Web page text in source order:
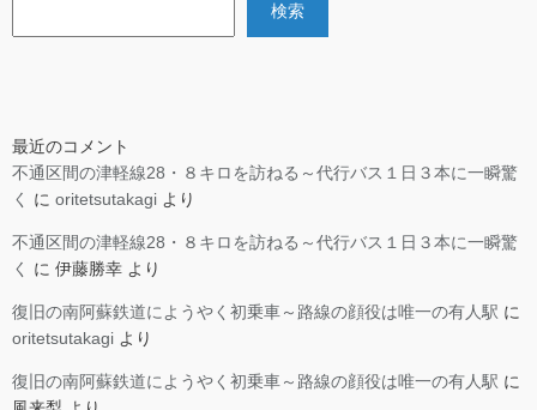
検索
最近のコメント
不通区間の津軽線28・８キロを訪ねる～代行バス１日３本に一瞬驚
く
に oritetsutakagi より
不通区間の津軽線28・８キロを訪ねる～代行バス１日３本に一瞬驚
く
に 伊藤勝幸 より
復旧の南阿蘇鉄道にようやく初乗車～路線の顔役は唯一の有人駅 に
oritetsutakagi より
復旧の南阿蘇鉄道にようやく初乗車～路線の顔役は唯一の有人駅 に